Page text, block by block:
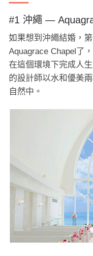
#1 沖繩 —
如果想到沖繩結婚，
Aquagrace Chapel了
在這個環境下完成人
的設計師以水和優美
自然中。